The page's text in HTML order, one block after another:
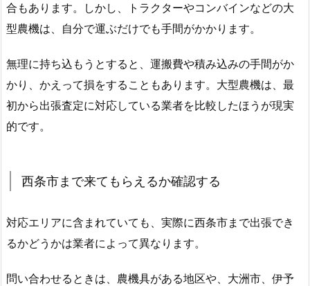
合もあります。しかし、トラクターやコンバインなどの大
型農機は、自分で運ぶだけでも手間がかかります。
無理に持ち込もうとすると、運搬費や積み込みの手間がか
かり、かえって損をすることもあります。大型農機は、最
初から出張査定に対応している業者を比較したほうが現実
的です。
西条市まで来てもらえるか確認する
対応エリアに含まれていても、実際に西条市まで出張でき
るかどうかは業者によって異なります。
問い合わせるときは、農機具がある地区や、大洲市、伊予